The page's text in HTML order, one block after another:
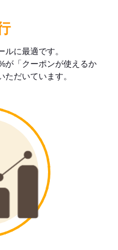
に最適です。
が「クーポンが使えるか
だいています。